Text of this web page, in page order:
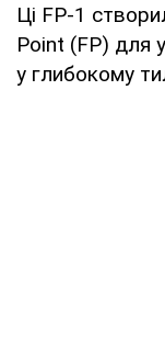
Ці FP-1
Point (FP) для
у глибокому